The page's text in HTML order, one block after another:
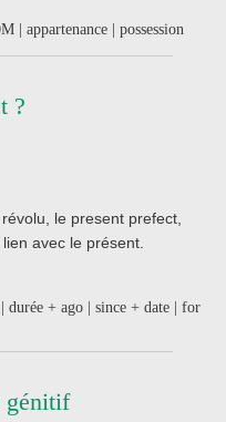
appartenance | possession
?
le present prefect,
avec le présent.
durée + ago | since + date | for
génitif